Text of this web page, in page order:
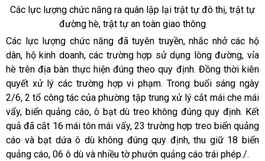
Các lực lượng chức năng ra quân lập lại trật tự đô thị, trật tự
đường hè, trật tự an toàn giao thông
Các lực lượng chức năng đã tuyên truyền, nhắc nhở các hộ
dân, hộ kinh doanh, các trường hợp sử dụng lòng đường, vỉa
hè trên địa bàn thực hiện đúng theo quy định. Đồng thời kiên
quyết xử lý các trường hợp vi phạm. Trong buổi sáng ngày
2/6, 2 tổ công tác của phường tập trung xử lý cắt mái che mái
vẩy, biển quảng cáo, ô bạt dù treo không đúng quy định. Kết
quả đã cắt 16 mái tôn mái vẩy, 23 trường hợp treo biển quảng
cáo và bạt dứa ô dù không đúng quy định, thu giữ 18 biển
quảng cáo, 06 ô dù và nhiều tờ phướn quảng cáo trái phép./.